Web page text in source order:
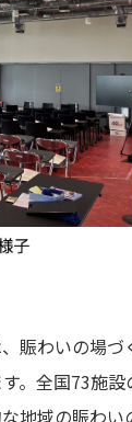
賑わいの場
。全国73施
地域の賑わい